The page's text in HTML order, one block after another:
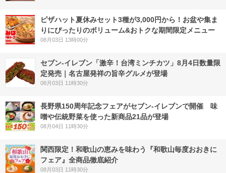
ピザハット夏休みセット3種が3,000円から！お盆や集ま
りにぴったりのボリューム&おトクな期間限定メニュー
08月03日 13時00分
セブン-イレブン「激辛！台湾ミンチカツ」8月4日数量限
定発売｜名古屋発祥の旨辛グルメが登場
08月03日 11時30分
長野県150周年記念フェアがセブン-イレブンで開催 味
噌や伝統野菜を使った新商品21品が登場
08月04日 11時30分
関西限定！和歌山の恵みを味わう『和歌山毎度おおきに
フェア』全商品徹底紹介
08月03日 11時30分